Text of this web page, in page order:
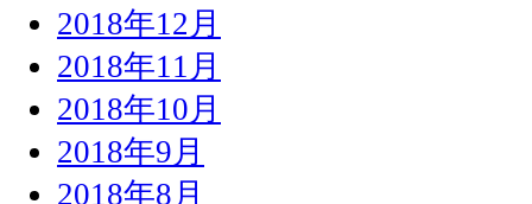
2018年12月
2018年11月
2018年10月
2018年9月
2018年8月